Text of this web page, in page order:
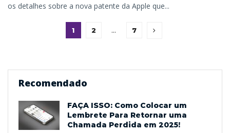
os detalhes sobre a nova patente da Apple que...
1 2 … 7
Recomendado
FAÇA ISSO: Como Colocar um
Lembrete Para Retornar uma
Chamada Perdida em 2025!